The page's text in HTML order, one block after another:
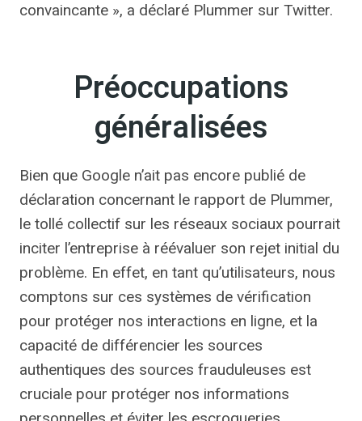
convaincante », a déclaré Plummer sur Twitter.
Préoccupations
généralisées
Bien que Google n’ait pas encore publié de
déclaration concernant le rapport de Plummer,
le tollé collectif sur les réseaux sociaux pourrait
inciter l’entreprise à réévaluer son rejet initial du
problème. En effet, en tant qu’utilisateurs, nous
comptons sur ces systèmes de vérification
pour protéger nos interactions en ligne, et la
capacité de différencier les sources
authentiques des sources frauduleuses est
cruciale pour protéger nos informations